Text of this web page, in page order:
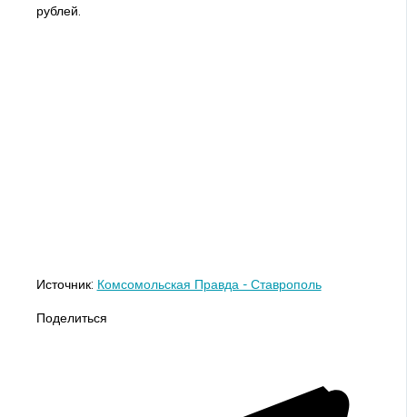
рублей.
Источник: Комсомольская Правда - Ставрополь
Поделиться